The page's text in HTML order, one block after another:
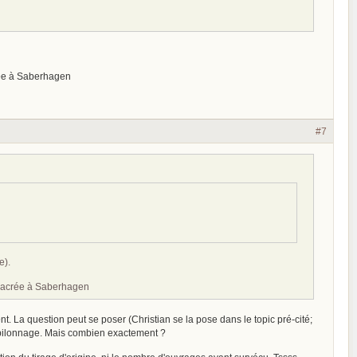
à Saberhagen
#7
à Saberhagen
La question peut se poser (Christian se la pose dans le topic pré-cité;
Mais combien exactement ?